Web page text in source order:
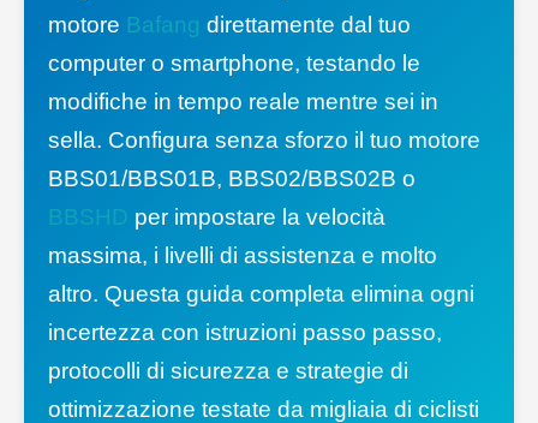
motore Bafang direttamente dal tuo
computer o smartphone, testando le
modifiche in tempo reale mentre sei in
sella. Configura senza sforzo il tuo motore
BBS01/BBS01B, BBS02/BBS02B o
BBSHD per impostare la velocità
massima, i livelli di assistenza e molto
altro. Questa guida completa elimina ogni
incertezza con istruzioni passo passo,
protocolli di sicurezza e strategie di
ottimizzazione testate da migliaia di ciclisti